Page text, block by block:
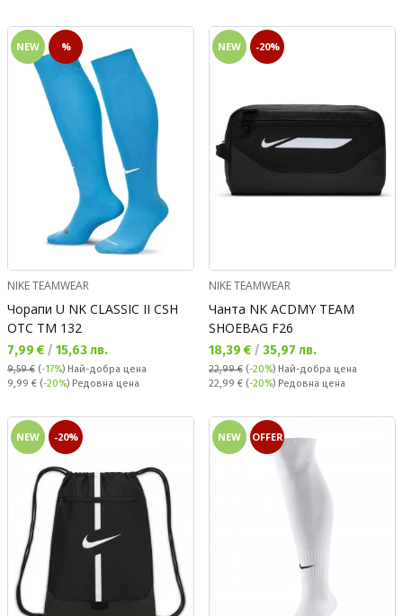
NEW %
NIKE TEAMWEAR
Чорапи U NK CLASSIC II CSH
OTC TM 132
Текуща цена:
7,99 € / 15,63 лв.
9,59 € (-17%) Най-добра цена
Редовна цена:
9,99 € (-20%) Редовна цена
NEW -20%
NIKE TEAMWEAR
Чанта NK ACDMY TEAM
SHOEBAG F26
Текуща цена:
18,39 € / 35,97 лв.
22,99 € (-20%) Най-добра цена
Редовна цена:
22,99 € (-20%) Редовна цена
NEW -20% NEW OFFER